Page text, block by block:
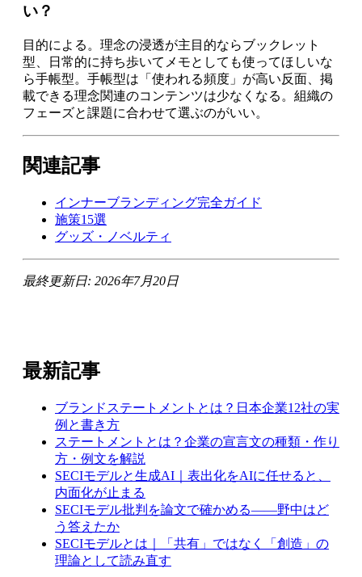
い？
目的による。理念の浸透が主目的ならブックレット
型、日常的に持ち歩いてメモとしても使ってほしいな
ら手帳型。手帳型は「使われる頻度」が高い反面、掲
載できる理念関連のコンテンツは少なくなる。組織の
フェーズと課題に合わせて選ぶのがいい。
関連記事
インナーブランディング完全ガイド
施策15選
グッズ・ノベルティ
最終更新日: 2026年7月20日
最新記事
ブランドステートメントとは？日本企業12社の実
例と書き方
ステートメントとは？企業の宣言文の種類・作り
方・例文を解説
SECIモデルと生成AI｜表出化をAIに任せると、
内面化が止まる
SECIモデル批判を論文で確かめる——野中はど
う答えたか
SECIモデルとは｜「共有」ではなく「創造」の
理論として読み直す